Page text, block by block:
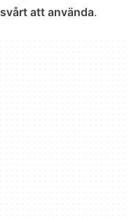
svårt att använda.